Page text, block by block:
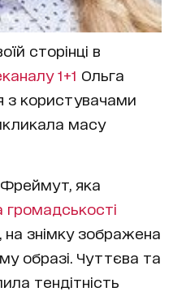
сторінці в
1+1 Ольга
з користувачами
масу
яка
громадськості
, на знімку зображена
образі. Чуттєва та
тендітність